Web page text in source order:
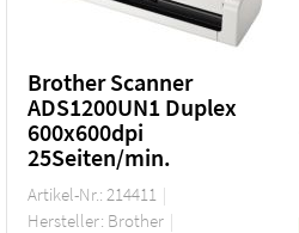
Brother Scanner
ADS1200UN1 Duplex
600x600dpi
25Seiten/min.
Artikel-Nr.: 214411
Hersteller: Brother